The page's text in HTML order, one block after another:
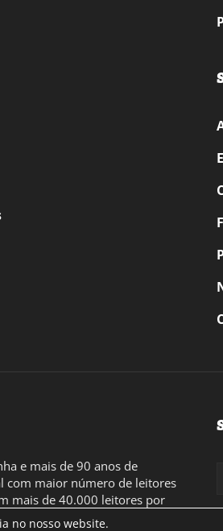
e mais de 90 anos de
com maior número de leitores
mais de 40.000 leitores por
distribuição em Portugal
no nosso website.